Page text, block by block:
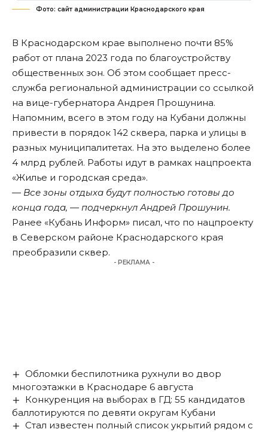
Фото: сайт администрации Краснодарского края
В Краснодарском крае выполнено почти 85%
работ от плана 2023 года по благоустройству
общественных зон. Об этом сообщает пресс-
служба региональной администрации со ссылкой
на вице-губернатора Андрея Прошунина.
Напомним, всего в этом году на Кубани должны
привести в порядок 142 сквера, парка и улицы в
разных муниципалитетах. На это выделено более
4 млрд рублей. Работы идут в рамках нацпроекта
«Жилье и городская среда».
— Все зоны отдыха будут полностью готовы до
конца года, — подчеркнул Андрей Прошунин.
Ранее «Кубань Информ» писал, что по нацпроекту
в Северском районе Краснодарского края
преобразили сквер.
- РЕКЛАМА -
Обломки беспилотника рухнули во двор
многоэтажки в Краснодаре 6 августа
Конкуренция на выборах в ГД: 55 кандидатов
баллотируются по девяти округам Кубани
Стал известен полный список укрытий рядом с